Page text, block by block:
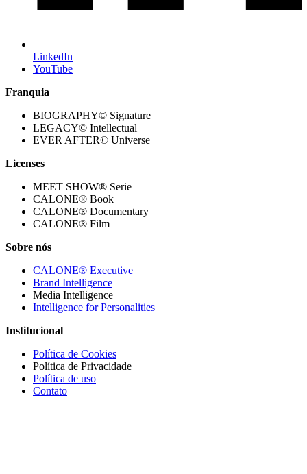
LinkedIn
YouTube
Franquia
BIOGRAPHY© Signature
LEGACY© Intellectual
EVER AFTER© Universe
Licenses
MEET SHOW® Serie
CALONE® Book
CALONE® Documentary
CALONE® Film
Sobre nós
CALONE® Executive
Brand Intelligence
Media Intelligence
Intelligence for Personalities
Institucional
Política de Cookies
Política de Privacidade
Política de uso
Contato